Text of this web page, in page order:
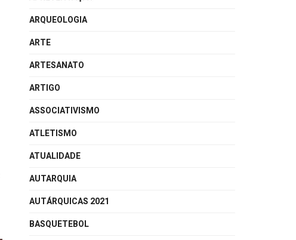
ARQUEOLOGIA
ARTE
ARTESANATO
ARTIGO
ASSOCIATIVISMO
ATLETISMO
ATUALIDADE
AUTARQUIA
AUTÁRQUICAS 2021
BASQUETEBOL